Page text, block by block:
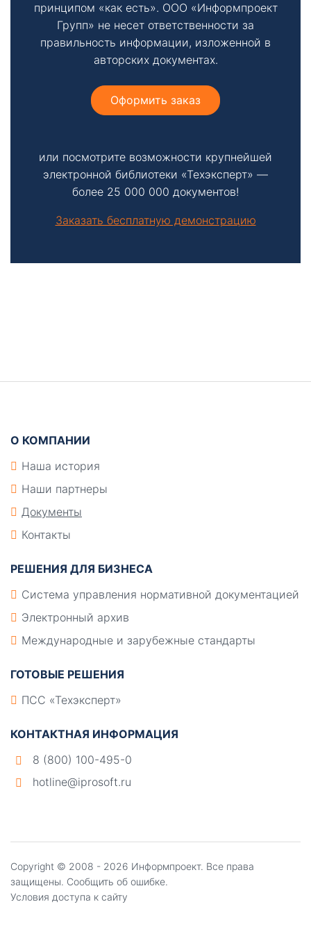
принципом «как есть». ООО «Информпроект
Групп» не несет ответственности за
правильность информации, изложенной в
авторских документах.
Оформить заказ
или посмотрите возможности крупнейшей
электронной библиотеки «Техэксперт» —
более 25 000 000 документов!
Заказать бесплатную демонстрацию
О КОМПАНИИ
Наша история
Наши партнеры
Документы
Контакты
РЕШЕНИЯ ДЛЯ БИЗНЕСА
Система управления нормативной документацией
Электронный архив
Международные и зарубежные стандарты
ГОТОВЫЕ РЕШЕНИЯ
ПСС «Техэксперт»
КОНТАКТНАЯ ИНФОРМАЦИЯ
8 (800) 100-495-0
hotline@iprosoft.ru
Copyright © 2008 - 2026 Информпроект. Все права
защищены. Сообщить об ошибке.
Условия доступа к сайту